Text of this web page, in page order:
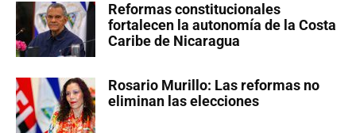
Reformas constitucionales
fortalecen la autonomía de la Costa
Caribe de Nicaragua
Rosario Murillo: Las reformas no
eliminan las elecciones